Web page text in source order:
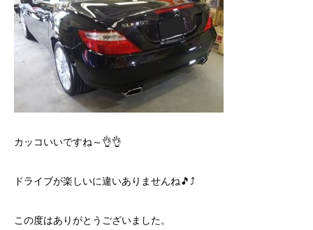
カッコいいですね～👌👌
ドライブが楽しいに違いありませんね🎵⤴
この度はありがとうございました。